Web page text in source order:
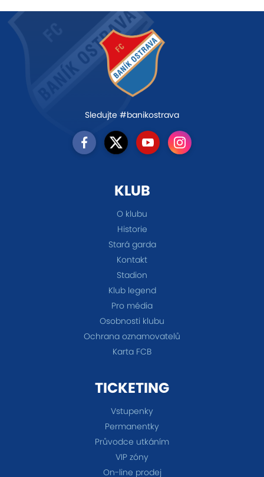
Sledujte #banikostrava
KLUB
O klubu
Historie
Stará garda
Kontakt
Stadion
Klub legend
Pro média
Osobnosti klubu
Ochrana oznamovatelů
Karta FCB
TICKETING
Vstupenky
Permanentky
Průvodce utkáním
VIP zóny
On-line prodej